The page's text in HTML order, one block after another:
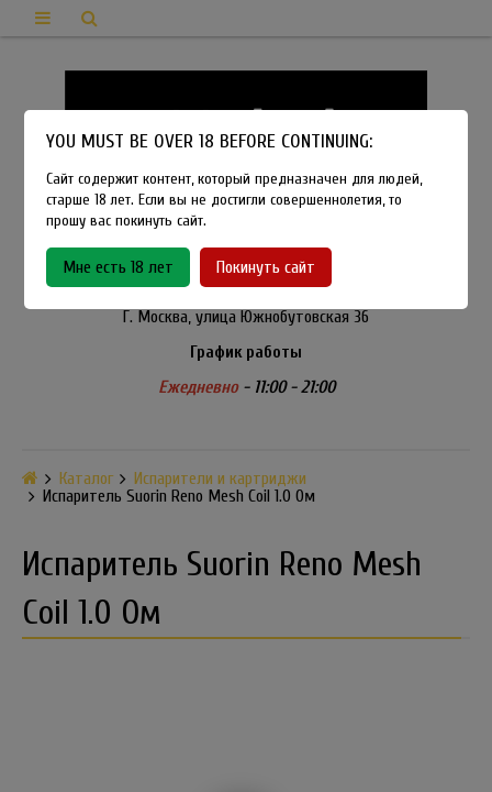
8-915-450-21-92
Розничный магазин Method Vapeshop
Г. Москва, улица Южнобутовская 36
График работы
Ежедневно- 11:00 - 21:00
Каталог
Испарители и картриджи
Испаритель Suorin Reno Mesh Coil 1.0 Ом
Испаритель Suorin Reno Mesh
Coil 1.0 Ом
YOU MUST BE OVER 18 BEFORE CONTINUING:
Сайт содержит контент, который предназначен для людей,
старше 18 лет. Если вы не достигли совершеннолетия, то
прошу вас покинуть сайт.
Мне есть 18 лет Покинуть сайт